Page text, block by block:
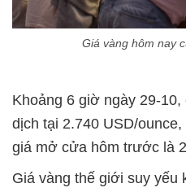
Giá vàng hôm nay
Khoảng 6 giờ ngày 29-
dịch tại 2.740 USD/
giá mở cửa hôm trước là
Giá vàng thế giới suy yếu